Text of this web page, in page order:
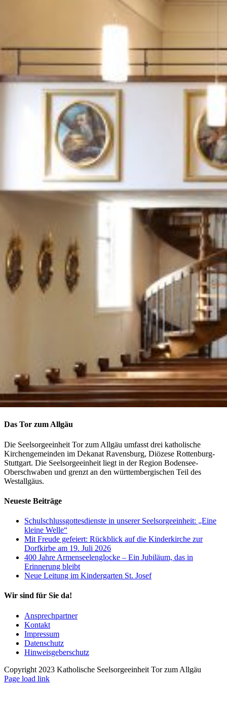
Das Tor zum Allgäu
Die Seelsorgeeinheit Tor zum Allgäu umfasst drei katholische
Kirchengemeinden im Dekanat Ravensburg, Diözese Rottenburg-
Stuttgart. Die Seelsorgeeinheit liegt in der Region Bodensee-
Oberschwaben und grenzt an den württembergischen Teil des
Westallgäus.
Neueste Beiträge
Schulschlussgottesdienste in unserer Seelsorgeeinheit: „Eine
kleine Welle“
Mit Freude gefeiert: Rückblick auf die Kinderkirche zur
Dorfkirbe am 19. Juli 2026
400 Jahre Armenseelenglocke – Ein Jubiläum, das in
Erinnerung bleibt
Neue Leitung im Kindergarten St. Josef
Wir sind für Sie da!
Ansprechpartner
Kontakt
Impressum
Datenschutz
Hinweisgeberschutz
Copyright 2023 Katholische Seelsorgeeinheit Tor zum Allgäu
Page load link